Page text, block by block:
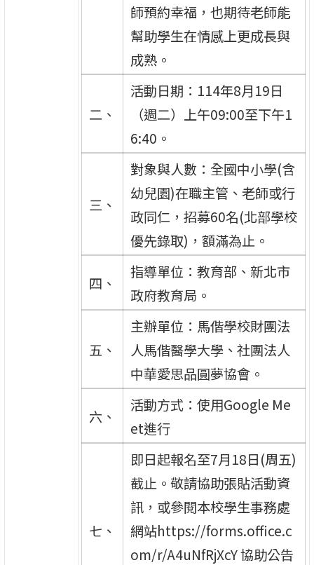
師預約幸福，也期待老師能
幫助學生在情感上更成長與
成熟。
二、
活動日期：114年8月19日
（週二）上午09:00至下午1
6:40。
三、
對象與人數：全國中小學(含
幼兒園)在職主管、老師或行
政同仁，招募60名(北部學校
優先錄取)，額滿為止。
四、
指導單位：教育部、新北市
政府教育局。
五、
主辦單位：馬偕學校財團法
人馬偕醫學大學、社團法人
中華愛思品圓夢協會。
六、
活動方式：使用Google Me
et進行
七、
即日起報名至7月18日(周五)
截止。敬請協助張貼活動資
訊，或參閱本校學生事務處
網站https://forms.office.c
om/r/A4uNfRjXcY 協助公告